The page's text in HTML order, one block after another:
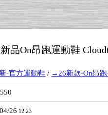
品On昂跑運動鞋
-官方運動鞋 / →26新款-On昂跑
26 12:23